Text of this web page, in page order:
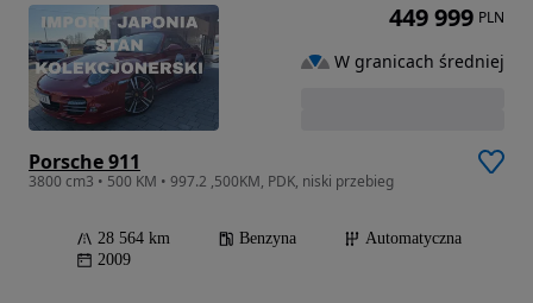
Porsche 911
3800 cm3 • 500 KM • 997.2 ,500KM, PDK, niski przebieg
28 564 km Benzyna
Automatyczna
2009
449 999 PLN
W granicach średniej